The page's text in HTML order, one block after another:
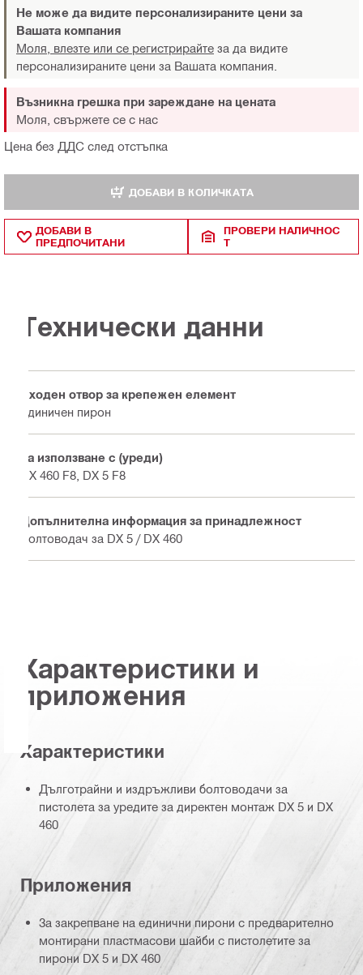
Не може да видите персонализираните цени за
Вашата компания
Моля, влезте или се регистрирайте за да видите
персонализираните цени за Вашата компания.
Цена без ДДС след отстъпка
Възникна грешка при зареждане на цената
Моля, свържете се с нас
ДОБАВИ В КОЛИЧКАТА
ДОБАВИ В
ПРЕДПОЧИТАНИ
ПРОВЕРИ НАЛИЧНОС
Т
Технически данни
Входен отвор за крепежен елемент
Единичен пирон
За използване с (уреди)
DX 460 F8, DX 5 F8
Допълнителна информация за принадлежност
Болтоводач за DX 5 / DX 460
Характеристики и
приложения
Характеристики
Дълготрайни и издръжливи болтоводачи за
пистолета за уредите за директен монтаж DX 5 и DX
460
Приложения
За закрепване на единични пирони с предварително
монтирани пластмасови шайби с пистолетите за
пирони DX 5 и DX 460